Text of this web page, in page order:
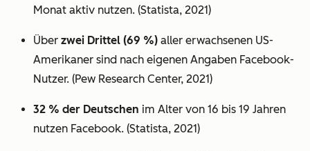
Monat aktiv nutzen. (Statista, 2021)
Über zwei Drittel (69 %) aller erwachsenen US-
Amerikaner sind nach eigenen Angaben Facebook-
Nutzer. (Pew Research Center, 2021)
32 % der Deutschen im Alter von 16 bis 19 Jahren
nutzen Facebook. (Statista, 2021)